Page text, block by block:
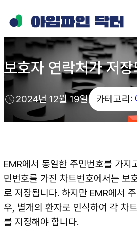
텐
츠
로
바
로
가
보호자 연락처가 저
2024년 12월 19일 카테고리:
EMR에서 동일한 주민번호를 가지
민번호를 가진 차트번호에서는 보
로 저장됩니다. 하지만 EMR에서
우, 별개의 환자로 인식하여 각 차
를 지정해야 합니다.